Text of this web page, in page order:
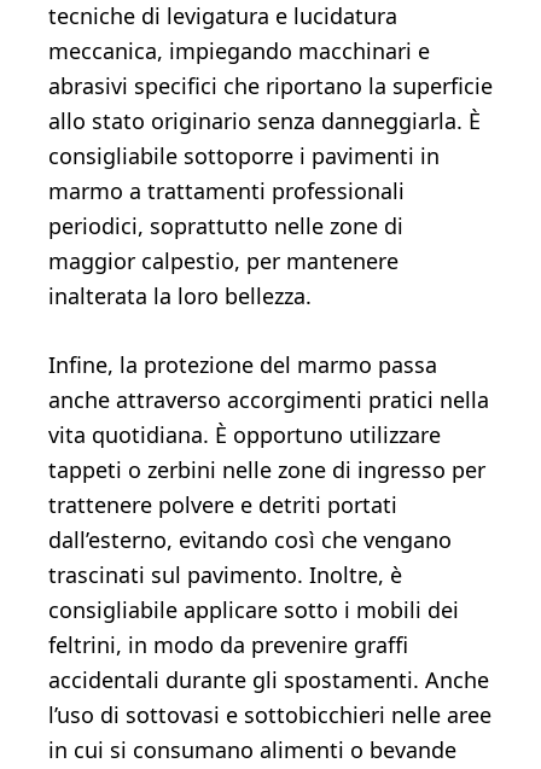
tecniche di levigatura e lucidatura
meccanica, impiegando macchinari e
abrasivi specifici che riportano la superficie
allo stato originario senza danneggiarla. È
consigliabile sottoporre i pavimenti in
marmo a trattamenti professionali
periodici, soprattutto nelle zone di
maggior calpestio, per mantenere
inalterata la loro bellezza.
Infine, la protezione del marmo passa
anche attraverso accorgimenti pratici nella
vita quotidiana. È opportuno utilizzare
tappeti o zerbini nelle zone di ingresso per
trattenere polvere e detriti portati
dall’esterno, evitando così che vengano
trascinati sul pavimento. Inoltre, è
consigliabile applicare sotto i mobili dei
feltrini, in modo da prevenire graffi
accidentali durante gli spostamenti. Anche
l’uso di sottovasi e sottobicchieri nelle aree
in cui si consumano alimenti o bevande